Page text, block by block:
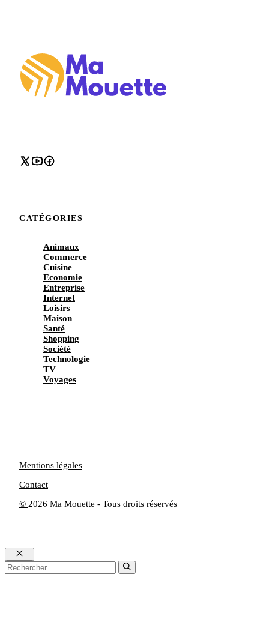
CATÉGORIES
Animaux
Commerce
Cuisine
Economie
Entreprise
Internet
Loisirs
Maison
Santé
Shopping
Société
Technologie
TV
Voyages
© 2026 Ma Mouette - Tous droits réservés
Mentions légales
Contact
Fermer
Rechercher :